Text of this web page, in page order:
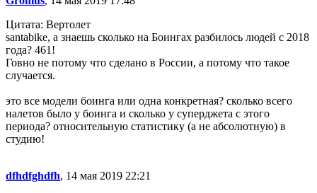
Цитата: Вертолет
santabike, а знаешь сколько на Боингах разбилось людей с 2018
года? 461!
Говно не потому что сделано в России, а потому что такое
случается.
это все модели боинга или одна конкретная? сколько всего
налетов было у боинга и сколько у суперджета с этого
периода? относительную статистику (а не абсолютную) в
студию!
dfhdfghdfh, 14 мая 2019 22:21